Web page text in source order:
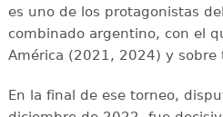
es uno de los protagonistas
combinado argentino, con el
América (2021, 2024) y sobre
En la final de ese torneo,